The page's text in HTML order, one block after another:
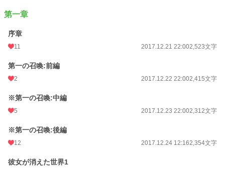
※R１８の描写がある場合はタイトルに※印をつけております。
恋愛 3,943 位 / 66,320 件
更新日時
初回公開日時 2017.12.21 19:32
第一章
序章
11 2017.12.21 22:002,523文字
第一の召喚:前編
2 2017.12.22 22:002,415文字
※第一の召喚:中編
5 2017.12.23 22:002,312文字
※第一の召喚:後編
12 2017.12.24 12:162,354文字
彼女が消えた世界1